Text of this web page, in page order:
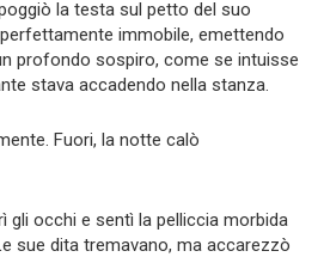
la testa sul petto del suo
immobile, emettendo
profondo sospiro, come se intuisse
stava accadendo nella stanza.
Fuori, la notte calò
gli occhi e sentì la pelliccia morbida
sue dita tremavano, ma accarezzò